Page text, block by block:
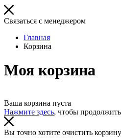
Связаться с менеджером
Главная
Корзина
Моя корзина
Ваша корзина пуста
Нажмите здесь, чтобы
Вы точно хотите очистить